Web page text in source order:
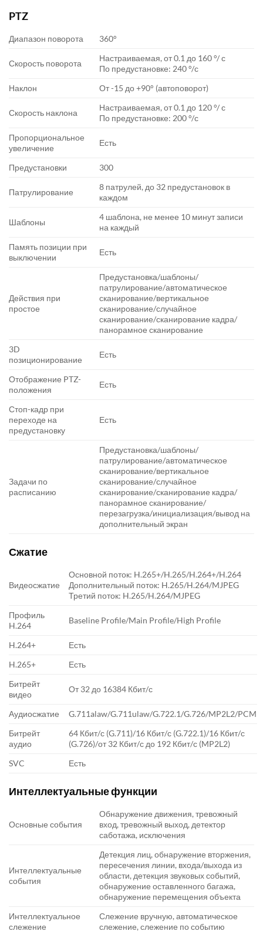
PTZ
Диапазон поворота 360°
Скорость поворота
Настраиваемая, от 0.1 до 160 °/ с
По предустановке: 240 °/с
Наклон
От -15 до +90° (автоповорот)
Скорость наклона
Настраиваемая, от 0.1 до 120 °/ с
По предустановке: 200 °/с
Пропорциональное
увеличение
Есть
Предустановки 300
Патрулирование
8 патрулей, до 32 предустановок в
каждом
Шаблоны
4 шаблона, не менее 10 минут записи
на каждый
Память позиции при
выключении
Есть
Действия при
простое
Предустановка/шаблоны/
патрулирование/автоматическое
сканирование/вертикальное
сканирование/случайное
сканирование/сканирование кадра/
панорамное сканирование
3D
позиционирование
Есть
Отображение PTZ-
положения
Есть
Стоп-кадр при
переходе на
предустановку
Есть
Задачи по
расписанию
Предустановка/шаблоны/
патрулирование/автоматическое
сканирование/вертикальное
сканирование/случайное
сканирование/сканирование кадра/
панорамное сканирование/
перезагрузка/инициализация/вывод на
дополнительный экран
Сжатие
Видеосжатие
Основной поток: H.265+/H.265/H.264+/H.264
Дополнительный поток: H.265/H.264/MJPEG
Третий поток: H.265/H.264/MJPEG
Профиль
H.264
Baseline Profile/Main Profile/High Profile
H.264+
Есть
H.265+
Есть
Битрейт
видео
От 32 до 16384 Кбит/с
Аудиосжатие
G.711alaw/G.711ulaw/G.722.1/G.726/MP2L2/PCM
Битрейт
аудио
64 Кбит/с (G.711)/16 Кбит/с (G.722.1)/16 Кбит/с
(G.726)/от 32 Кбит/с до 192 Кбит/с (MP2L2)
SVC
Есть
Интеллектуальные функции
Основные события
Обнаружение движения, тревожный
вход, тревожный выход, детектор
саботажа, исключения
Интеллектуальные
события
Детекция лиц, обнаружение вторжения,
пересечения линии, входа/выхода из
области, детекция звуковых событий,
обнаружение оставленного багажа,
обнаружение перемещения объекта
Интеллектуальное
слежение
Слежение вручную, автоматическое
слежение, слежение по событию